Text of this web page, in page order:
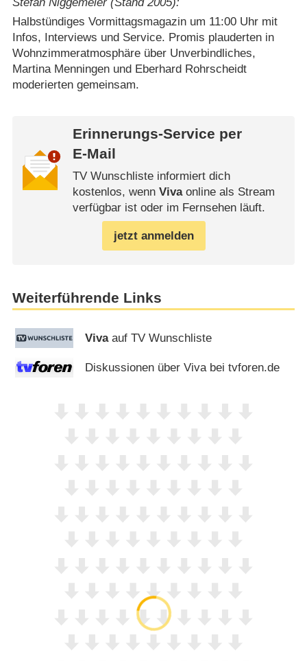
Stefan Niggemeier (Stand 2005):
Halbstündiges Vormittagsmagazin um 11:00 Uhr mit
Infos, Interviews und Service. Promis plauderten in
Wohnzimmeratmosphäre über Unverbindliches,
Martina Menningen und Eberhard Rohrscheidt
moderierten gemeinsam.
Erinnerungs-Service per
E-Mail
TV Wunschliste informiert dich
kostenlos, wenn Vivaonline als Stream
verfügbar ist oder im Fernsehen läuft.
jetzt anmelden
Weiterführende Links
Vivaauf TV Wunschliste
Diskussionen über Viva bei tvforen.de